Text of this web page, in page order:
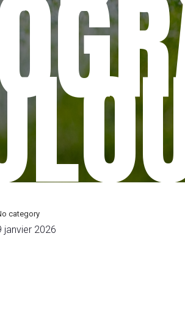
category
janvier 2026